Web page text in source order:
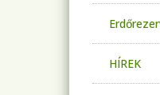
HÍREK